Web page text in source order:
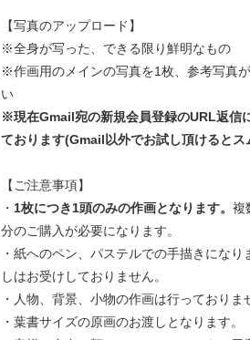
【写真のアップロード】
※全身が写った、できる限り鮮明なもの
※作画用のメインの写真を1枚、参考写真
い
※現在Gmail宛の新規会員登録のURL返信
ております(Gmail以外でお試し頂けるとス
【ご注意事項】
・ 1枚につき1頭のみの作画となります。 複
分のご購入が必要になります。
・紙へのペン、パステルでの手描きになり
しはお受けしておりません。
・人物、背景、小物の作画は行っておりま
・葉書サイズの原画のお渡しとなります。